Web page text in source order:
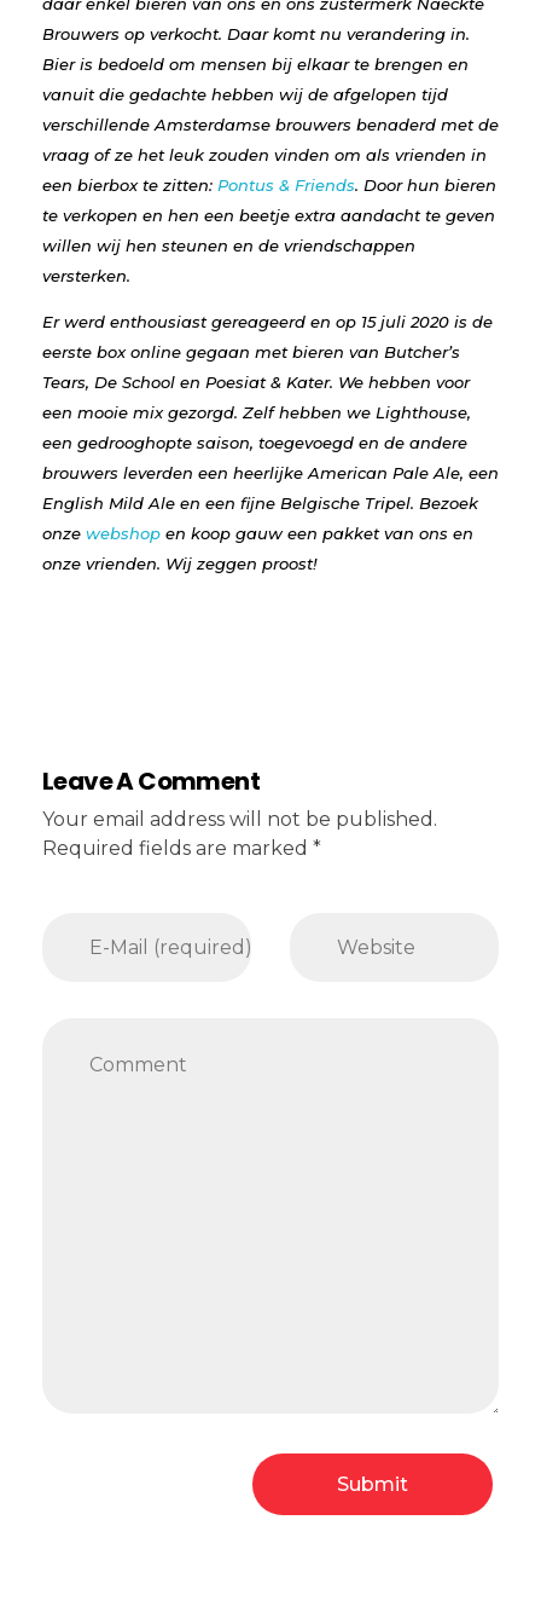
Brouwers op verkocht. Daar komt nu verandering in.
Bier is bedoeld om mensen bij elkaar te brengen en
vanuit die gedachte hebben wij de afgelopen tijd
verschillende Amsterdamse brouwers benaderd met de
vraag of ze het leuk zouden vinden om als vrienden in
een bierbox te zitten: Pontus & Friends. Door hun bieren
te verkopen en hen een beetje extra aandacht te geven
willen wij hen steunen en de vriendschappen
versterken.
Er werd enthousiast gereageerd en op 15 juli 2020 is de
eerste box online gegaan met bieren van Butcher’s
Tears, De School en Poesiat & Kater. We hebben voor
een mooie mix gezorgd. Zelf hebben we Lighthouse,
een gedrooghopte saison, toegevoegd en de andere
brouwers leverden een heerlijke American Pale Ale, een
English Mild Ale en een fijne Belgische Tripel. Bezoek
onze webshop en koop gauw een pakket van ons en
onze vrienden. Wij zeggen proost!
Leave A Comment
Your email address will not be published.
Required fields are marked *